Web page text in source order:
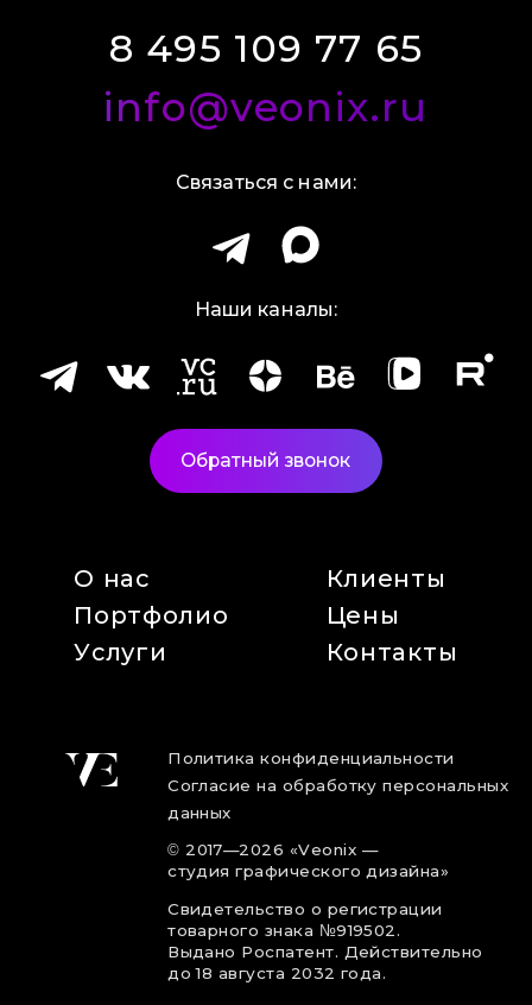
Политика конфиденциальности
Согласие на обработку персональных
данных
© 2017—2026 «Veonix —
студия графического дизайна»
Свидетельство о регистрации
товарного знака №919502.
Выдано Роспатент. Действительно
до 18 августа 2032 года.
О нас
Портфолио
Услуги
Клиенты
Цены
Контакты
Обратный звонок
8 495 109 77 65
info@veonix.ru
Связаться с нами:
Наши каналы: